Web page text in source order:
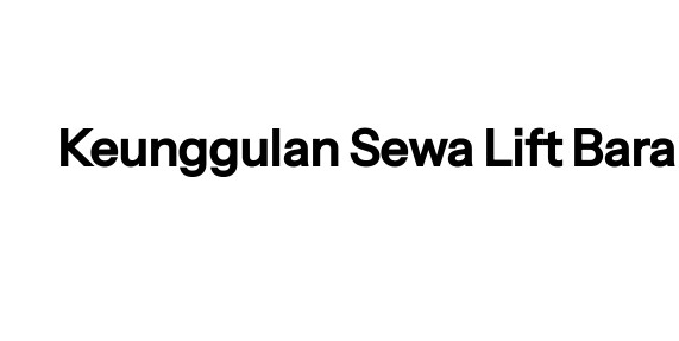
Keunggulan Sewa Lift